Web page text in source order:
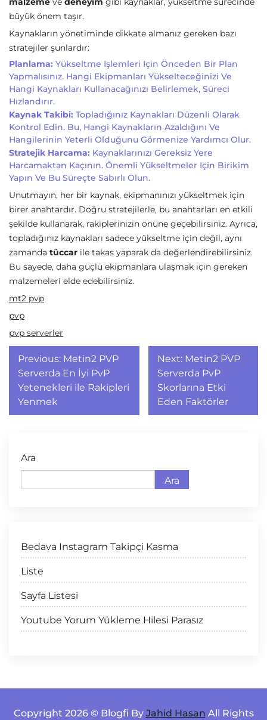
büyük önem taşır.
Kaynakların yönetiminde dikkate almanız gereken bazı
stratejiler şunlardır:
Planlama: Yükseltme Işlemleri Için Önceden Bir Plan
Yapmalısınız. Hangi Ekipmanları Yükselteceğinizi Ve
Hangi Kaynakları Kullanacağınızı Belirlemek, Süreci
Hızlandırır.
Kaynak Takibi: Topladığınız Kaynakları Düzenli Olarak
Kontrol Edin. Bu, Hangi Kaynakların Azaldığını Ve
Hangilerinin Yeterli Olduğunu Görmenize Yardımcı Olur.
Stratejik Harcama: Kaynaklarınızı Gereksiz Yere
Harcamaktan Kaçının. Önemli Yükseltmeler Için Birikim
Yapın Ve Bu Süreçte Sabırlı Olun.
Unutmayın, her bir kaynak, ekipmanınızı yükseltmek için
birer anahtardır. Doğru stratejilerle, bu anahtarları en etkili
şekilde kullanarak, rakiplerinizin önüne geçebilirsiniz. Ayrıca,
topladığınız kaynakları sadece yükseltme için değil, aynı
zamanda tüccar ile takas yaparak da değerlendirebilirsiniz.
Bu sayede, daha güçlü ekipmanlara ulaşmak için gereken
malzemeleri elde edebilirsiniz.
mt2 pvp
pvp
pvp serverler
Yazı
gezinmesi
Previous: Metin2 PVP
Serverda En İyi PvP
Yetenekleri ile Rakipleri
Yenmek
Next: Metin2 PVP
Serverda PvP
Skorlarına Etki
Eden Faktörler
Ara
Ara
Bedava Instagram Takipçi Kasma
Liste
Sayfa Listesi
Youtube Yorum Yükleme Hilesi Parasız
Copyright 2026 © Blogfi By Jahid Hasan All Rights